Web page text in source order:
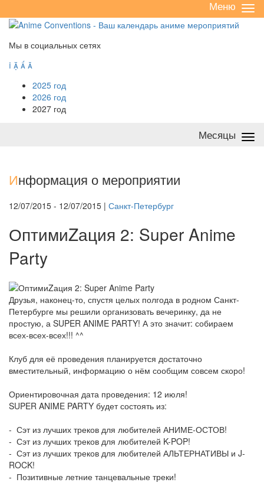
/
Меню
Мы в социальных сетях
   
2025 год
2026 год
2027 год
Месяцы
Информация о мероприятии
12/07/2015 - 12/07/2015 | Санкт-Петербург
ОптимиZация 2: Super Anime
Party
Друзья, наконец-то, спустя целых полгода в родном Санкт-
Петербурге мы решили организовать вечеринку, да не
простую, а SUPER ANIME PARTY! А это значит: собираем
всех-всех-всех!!! ^^
Клуб для её проведения планируется достаточно
вместительный, информацию о нём сообщим совсем скоро!
Ориентировочная дата проведения: 12 июля!
SUPER ANIME PARTY будет состоять из:
- Сэт из лучших треков для любителей АНИМЕ-ОСТОВ!
- Сэт из лучших треков для любителей K-POP!
- Сэт из лучших треков для любителей АЛЬТЕРНАТИВЫ и J-
ROCK!
- Позитивные летние танцевальные треки!